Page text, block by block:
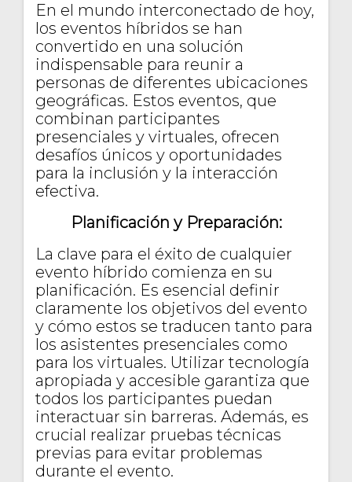
En el mundo interconectado de hoy,
los eventos híbridos se han
convertido en una solución
indispensable para reunir a
personas de diferentes ubicaciones
geográficas. Estos eventos, que
combinan participantes
presenciales y virtuales, ofrecen
desafíos únicos y oportunidades
para la inclusión y la interacción
efectiva.
Planificación y Preparación:
La clave para el éxito de cualquier
evento híbrido comienza en su
planificación. Es esencial definir
claramente los objetivos del evento
y cómo estos se traducen tanto para
los asistentes presenciales como
para los virtuales. Utilizar tecnología
apropiada y accesible garantiza que
todos los participantes puedan
interactuar sin barreras. Además, es
crucial realizar pruebas técnicas
previas para evitar problemas
durante el evento.